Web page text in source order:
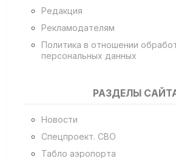
Редакция
Рекламодателям
Политика в отношении
персональных данных
РАЗДЕЛЫ
Новости
Спецпроект. СВО
Табло аэропорта